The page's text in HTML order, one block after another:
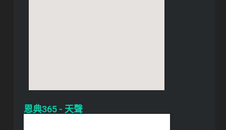
恩典365 - 天聲